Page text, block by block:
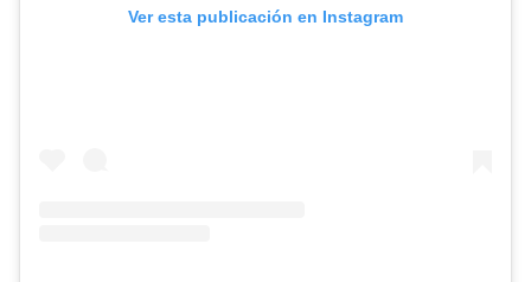
Ver esta publicación en Instagram